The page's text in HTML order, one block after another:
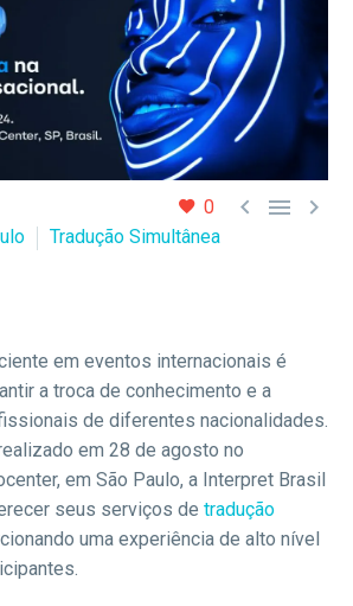
0   
Tradução Simultânea
em eventos internacionais é
a troca de conhecimento e a
de diferentes nacionalidades.
em 28 de agosto no
em São Paulo, a Interpret Brasil
seus serviços de tradução
uma experiência de alto nível